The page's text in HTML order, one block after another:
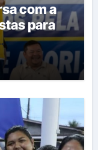
com a
para
e ampliar